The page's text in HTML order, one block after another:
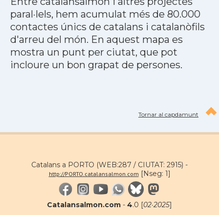
paral·lels, hem acumulat més de 80.000
contactes únics de catalans i catalanòfils
d'arreu del món. En aquest mapa es
mostra un punt per ciutat, que pot
incloure un bon grapat de persones.
Tornar al capdamunt
Catalans a PORTO (WEB:287 / CIUTAT: 2915) -
http://PORTO.catalansalmon.com [Nseg: 1]
Catalansalmon.com - 4.0 [02·2025]